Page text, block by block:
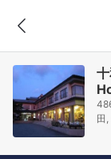
田